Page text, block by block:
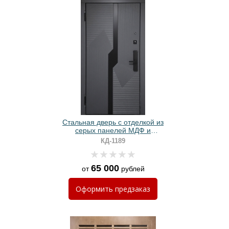
Стальная дверь с отделкой из
серых панелей МДФ и
биометрическим замком
КД-1189
от65 000рублей
Оформить предзаказ